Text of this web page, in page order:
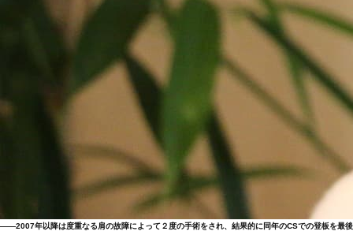
――2007年以降は度重なる肩の故障によって２度の手術をされ、結果的に同年のCSでの登板を最